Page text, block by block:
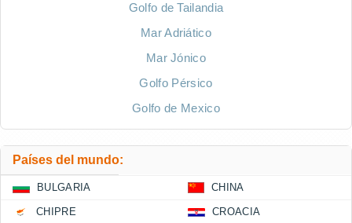
Golfo de Tailandia
Mar Adriático
Mar Jónico
Golfo Pérsico
Golfo de Mexico
Países del mundo:
BULGARIA CHINA
CHIPRE CROACIA